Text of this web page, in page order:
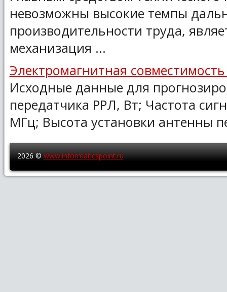
невозможны высокие темпы
производительности труда,
механизация ...
Электромагнитная совместимость
Исходные данные для
передатчика РРЛ, Вт; Частота
МГц; Высота установки антенны
2026 ©www.informaticspoint.ru